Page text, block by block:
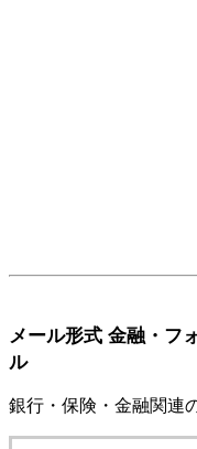
メール形式 金融・フ
ル
銀行・保険・金融関連